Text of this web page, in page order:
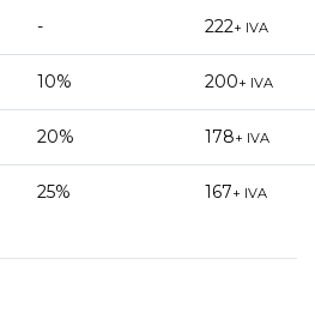
- 222+ IVA
10% 200+ IVA
20% 178+ IVA
25% 167+ IVA